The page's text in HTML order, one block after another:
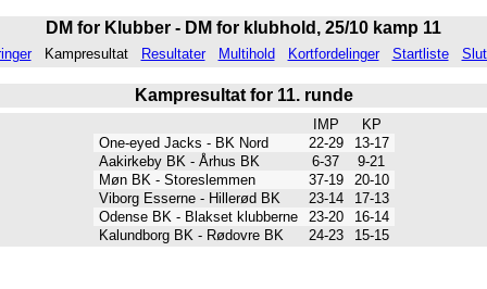
DM for Klubber - DM for klubhold, 25/10 kamp 11
Kampresultat Resultater Multihold Kortfordelinger Startliste
Kampresultat for 11. runde
IMP
KP
One-eyed Jacks - BK Nord
22-29
13-17
Aakirkeby BK - Århus BK
6-37
9-21
Møn BK - Storeslemmen
37-19
20-10
Viborg Esserne - Hillerød BK
23-14
17-13
Odense BK - Blakset klubberne
23-20
16-14
Kalundborg BK - Rødovre BK
24-23 15-15